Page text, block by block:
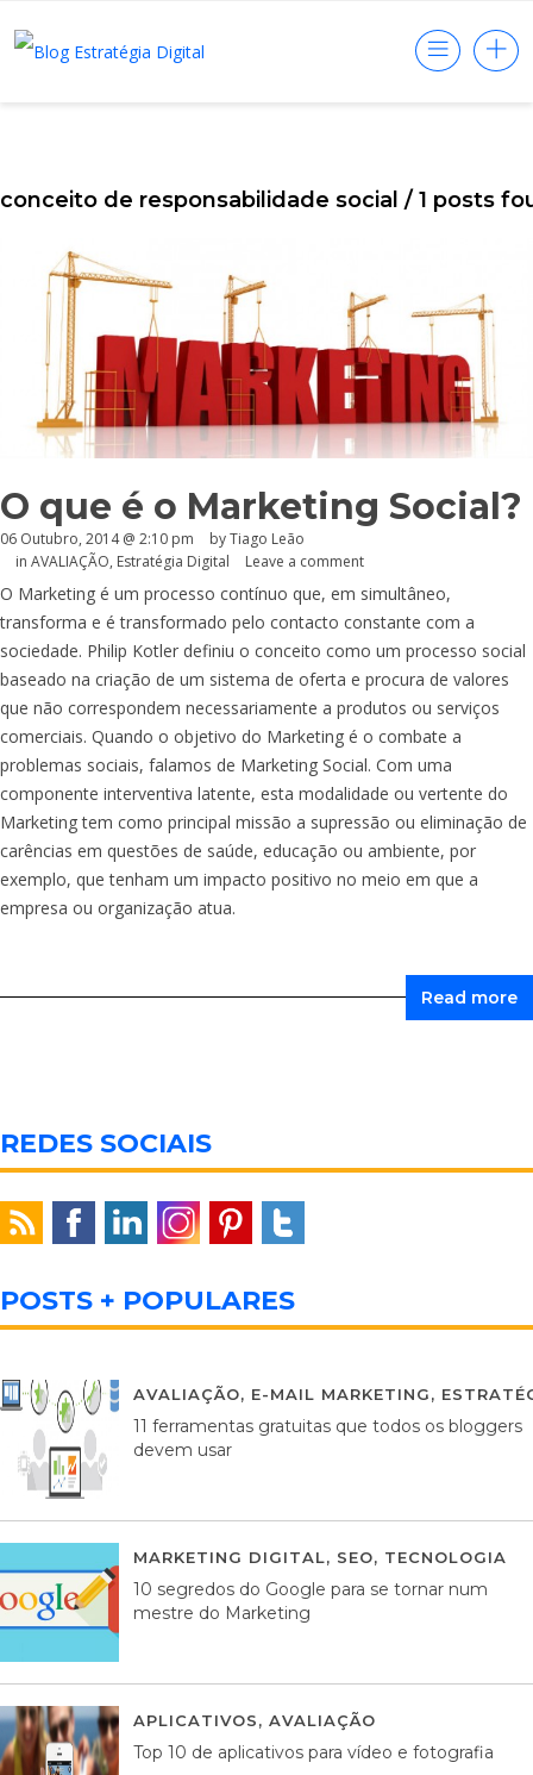
conceito de responsabilidade social / 1 posts
O que é o Marketing Social?
06 Outubro, 2014 @ 2:10 pm
by Tiago Leão
in AVALIAÇÃO, Estratégia Digital Leave a comment
O Marketing é um processo contínuo que, em simultâneo,
transforma e é transformado pelo contacto constante com a
sociedade. Philip Kotler definiu o conceito como um processo social
baseado na criação de um sistema de oferta e procura de valores
que não correspondem necessariamente a produtos ou serviços
comerciais. Quando o objetivo do Marketing é o combate a
problemas sociais, falamos de Marketing Social. Com uma
componente interventiva latente, esta modalidade ou vertente do
Marketing tem como principal missão a supressão ou eliminação de
carências em questões de saúde, educação ou ambiente, por
exemplo, que tenham um impacto positivo no meio em que a
empresa ou organização atua.
Read more
REDES SOCIAIS
POSTS + POPULARES
AVALIAÇÃO, E-MAIL MARKETING,
11 ferramentas gratuitas que todos os bloggers
devem usar
MARKETING DIGITAL, SEO, TECNOLOGIA
10 segredos do Google para se tornar num
mestre do Marketing
APLICATIVOS, AVALIAÇÃO
Top 10 de aplicativos para vídeo e fotografia